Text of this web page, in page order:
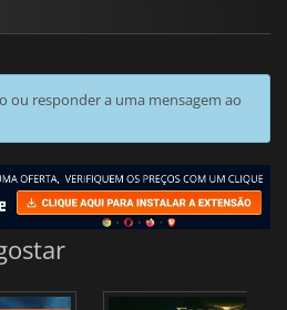
ou responder a uma mensagem ao